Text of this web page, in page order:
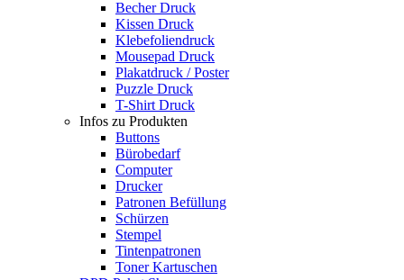
Becher Druck
Kissen Druck
Klebefoliendruck
Mousepad Druck
Plakatdruck / Poster
Puzzle Druck
T-Shirt Druck
Infos zu Produkten
Buttons
Bürobedarf
Computer
Drucker
Patronen Befüllung
Schürzen
Stempel
Tintenpatronen
Toner Kartuschen